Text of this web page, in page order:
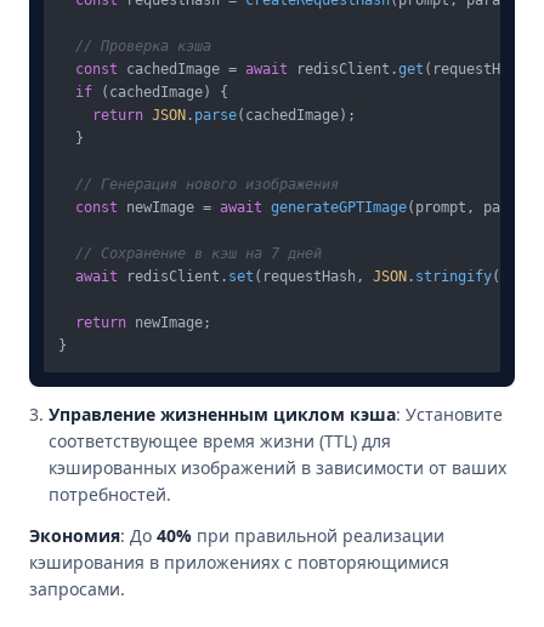
// Проверка кэша
const cachedImage = await redisClient.get (requestHash);
if (cachedImage) {
return JSON . parse(cachedImage);
  }
// Генерация нового изображения
const newImage = await generateGPTImage(prompt,
// Сохранение в кэш на 7 дней
await redisClient. set (requestHash, JSON . stringify
return newImage;
Управление жизненным циклом кэша: Установите
соответствующее время жизни (TTL) для
кэшированных изображений в зависимости от ваших
потребностей.
Экономия: До 40% при правильной реализации
кэширования в приложениях с повторяющимися
запросами.